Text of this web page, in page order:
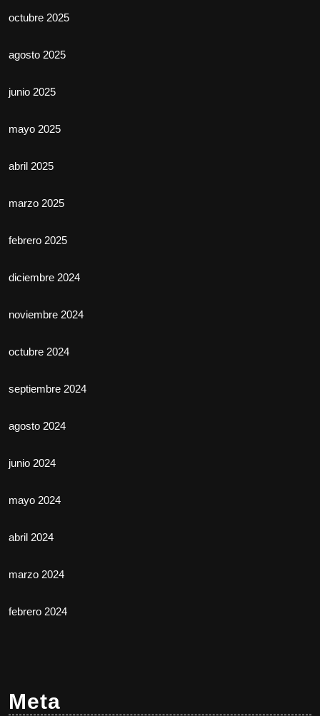
octubre 2025
agosto 2025
junio 2025
mayo 2025
abril 2025
marzo 2025
febrero 2025
diciembre 2024
noviembre 2024
octubre 2024
septiembre 2024
agosto 2024
junio 2024
mayo 2024
abril 2024
marzo 2024
febrero 2024
Meta